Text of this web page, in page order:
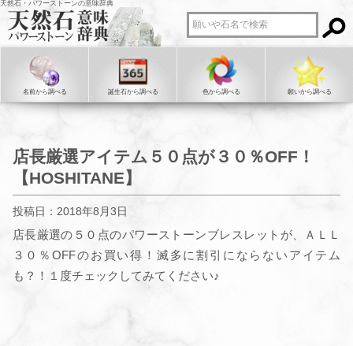
天然石・パワーストーンの意味辞典
名前から調べる 誕生石から調べる 色から調べる 願いから調べる
店長厳選アイテム５０点が３０％OFF！
【HOSHITANE】
投稿日：2018年8月3日
店長厳選の５０点のパワーストーンブレスレットが、ＡＬＬ
３０％OFFのお買い得！滅多に割引にならないアイテム
も？！１度チェックしてみてください♪